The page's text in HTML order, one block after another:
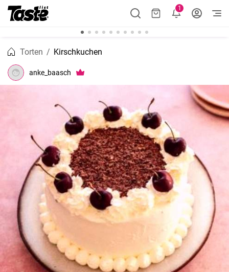
1
Torten Kirschkuchen
anke_baasch